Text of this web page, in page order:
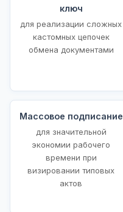
ключ
для реализации сложных
кастомных цепочек
обмена документами
Массовое подписание
для значительной
экономии рабочего
времени при
визировании типовых
актов